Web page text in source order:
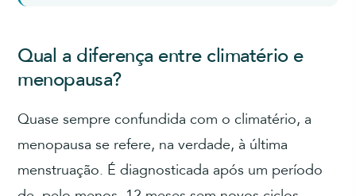
Qual a diferença entre climatério e
menopausa?
Quase sempre confundida com o climatério, a
menopausa se refere, na verdade, à última
menstruação. É diagnosticada após um período